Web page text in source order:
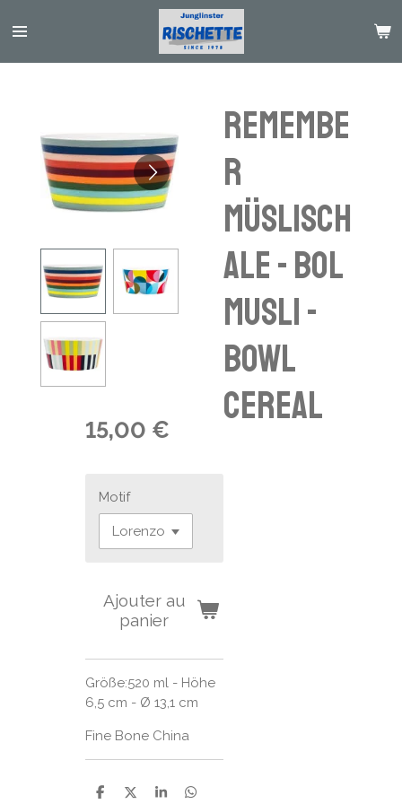
au
Remembe
r
Müslisch
ale - bol
musli -
bowl
cereal
15,00 €
Motif
Ajouter au
panier
Größe:520 ml - Höhe
6,5 cm - Ø 13,1 cm
Fine Bone China
P
P
P
P